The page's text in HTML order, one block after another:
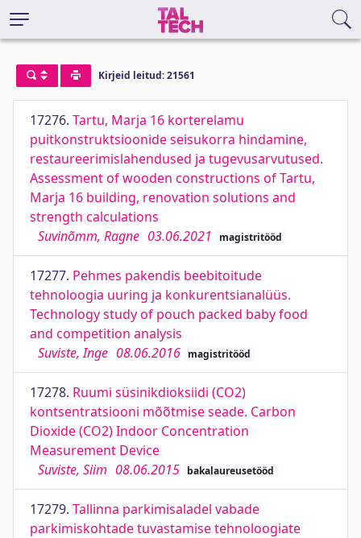
Kirjeid leitud: 21561
17276. Tartu, Marja 16 korterelamu
puitkonstruktsioonide seisukorra hindamine,
restaureerimislahendused ja tugevusarvutused.
Assessment of wooden constructions of Tartu,
Marja 16 building, renovation solutions and
strength calculations
Suvinõmm, Ragne 03.06.2021 magistritööd
17277. Pehmes pakendis beebitoitude
tehnoloogia uuring ja konkurentsianalüüs.
Technology study of pouch packed baby food
and competition analysis
Suviste, Inge 08.06.2016 magistritööd
17278. Ruumi süsinikdioksiidi (CO2)
kontsentratsiooni mõõtmise seade. Carbon
Dioxide (CO2) Indoor Concentration
Measurement Device
Suviste, Siim 08.06.2015 bakalaureusetööd
17279. Tallinna parkimisaladel vabade
parkimiskohtade tuvastamise tehnoloogiate